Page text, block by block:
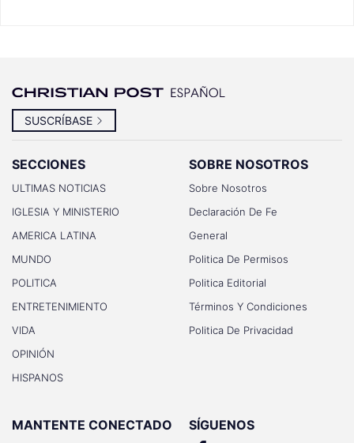
SUSCRÍBASE
SECCIONES
ULTIMAS NOTICIAS
IGLESIA Y MINISTERIO
AMERICA LATINA
MUNDO
POLITICA
ENTRETENIMIENTO
VIDA
OPINIÓN
HISPANOS
SOBRE NOSOTROS
Sobre Nosotros
Declaración De Fe
General
Politica De Permisos
Politica Editorial
Términos Y Condiciones
Politica De Privacidad
MANTENTE CONECTADO SÍGUENOS